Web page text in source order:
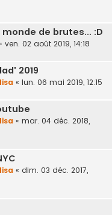
de brutes... :D
ven. 02 août 2019, 14:18
2019
« lun. 06 mai 2019, 12:15
« mar. 04 déc. 2018,
« dim. 03 déc. 2017,